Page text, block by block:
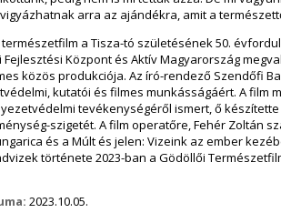
arra az ajándékra, amit a
a Tisza-tó születésének 50.
Központ és Aktív Magyarország
közös produkciója. Az író-rendező Szendőfi
kutatói és filmes munkásságáért. A film
tevékenységéről ismert, ő
szigetét. A film operatőre, Fehér Zoltán
és a Múlt és jelen: Vizeink az ember
története 2023-ban a Gödöllői
2023.10.05.